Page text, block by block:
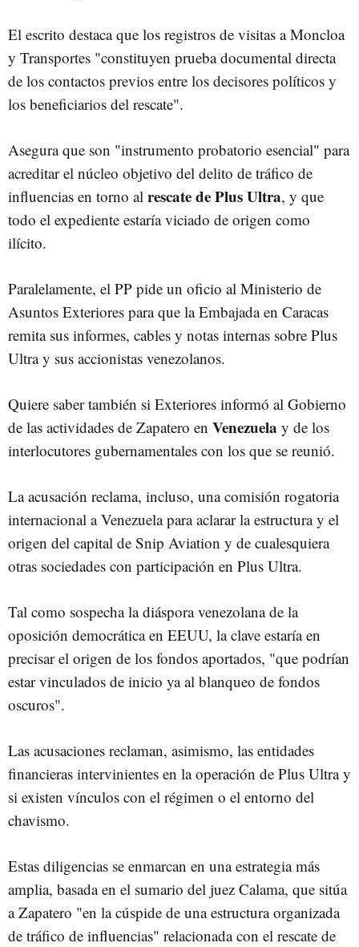
El escrito destaca que los registros de visitas a Moncloa
y Transportes "constituyen prueba documental directa
de los contactos previos entre los decisores políticos y
los beneficiarios del rescate".
Asegura que son "instrumento probatorio esencial" para
acreditar el núcleo objetivo del delito de tráfico de
influencias en torno al rescate de Plus Ultra, y que
todo el expediente estaría viciado de origen como
ilícito.
Paralelamente, el PP pide un oficio al Ministerio de
Asuntos Exteriores para que la Embajada en Caracas
remita sus informes, cables y notas internas sobre Plus
Ultra y sus accionistas venezolanos.
Quiere saber también si Exteriores informó al Gobierno
de las actividades de Zapatero en Venezuela y de los
interlocutores gubernamentales con los que se reunió.
La acusación reclama, incluso, una comisión rogatoria
internacional a Venezuela para aclarar la estructura y el
origen del capital de Snip Aviation y de cualesquiera
otras sociedades con participación en Plus Ultra.
Tal como sospecha la diáspora venezolana de la
oposición democrática en EEUU, la clave estaría en
precisar el origen de los fondos aportados, "que podrían
estar vinculados de inicio ya al blanqueo de fondos
oscuros".
Las acusaciones reclaman, asimismo, las entidades
financieras intervinientes en la operación de Plus Ultra y
si existen vínculos con el régimen o el entorno del
chavismo.
Estas diligencias se enmarcan en una estrategia más
amplia, basada en el sumario del juez Calama, que sitúa
a Zapatero "en la cúspide de una estructura organizada
de tráfico de influencias" relacionada con el rescate de